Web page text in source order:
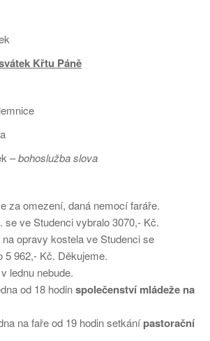
Křtu Páně
–bohoslužba slova
za omezení, daná nemocí faráře.
se ve Studenci vybralo 3070,- Kč.
opravy kostela ve Studenci se
5 962,- Kč. Děkujeme.
lednu nebude.
od 18 hodinspolečenství mládeže na
na faře od 19 hodin setkánípastorační